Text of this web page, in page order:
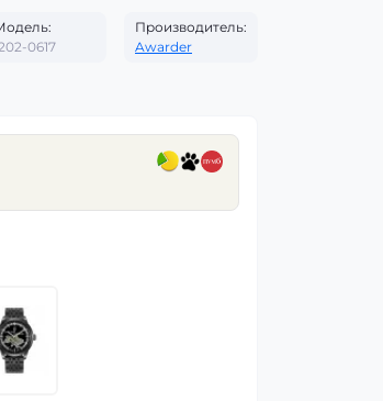
0617
Производитель:
Awarder